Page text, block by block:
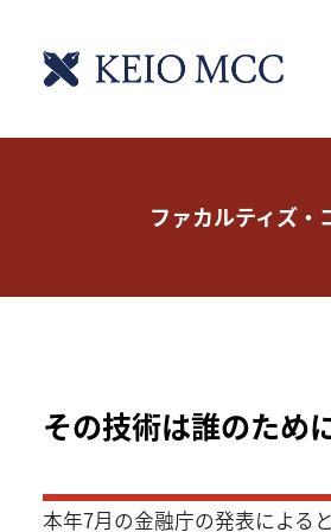
ファカルティズ・
その技術は誰のため
本年7月の金融庁の発表による